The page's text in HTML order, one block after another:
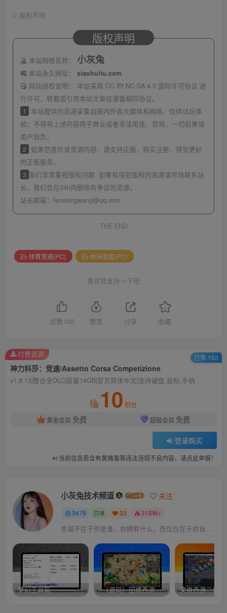
© 版权声明
版权声明
本站网络名称： 小灰兔
本站永久网址：
xiaohuitu.com
网站侵权说明：
本站采用 CC BY-NC-SA 4.0 国际许可协议 进
行许可，转载或引用本站文章应遵循相同协议。
1
本站提供的资源采集自国内外各大媒体和网络，仅供试玩体
验；不得将上述内容用于商业或者非法用途，否则，一切后果请
用户自负。
2
如果您喜欢该资源内容，请支持正版，购买注册，得到更好
的正版服务。
3 我们非常重视版权问题, 如果有侵犯版权的资源请尽快联系站
长，我们会在24h内删除有争议的资源。
站长邮箱： fenxiangwang@qq.com
THE END
体育竞速(PC) 休闲益智(PC)
喜欢就支持一下吧
点赞 103 赞赏 分享 收藏
神力科莎：竞速/Assetto Corsa Competizione
v1.8.13|整合全DLC|容量14GB|官方简体中文|支持键盘.鼠标.手柄
10 积分
黄金会员 免费 超级会员 免费
登录购买
当前信息若含有黄赌毒等违法违规不良内容，请点此举报！
付费资源 已售 162
小灰兔技术频道 关注
3479 8 33 318W+
幸福不在于你是谁，你拥有什么，而仅仅在于你自己怎么看待
梦幻工具箱————-免费 –（源码）田螺西游9.0 假人摆摊18门派飞升渡劫化圣助战最新BB谛听…. 笑傲西游二版-